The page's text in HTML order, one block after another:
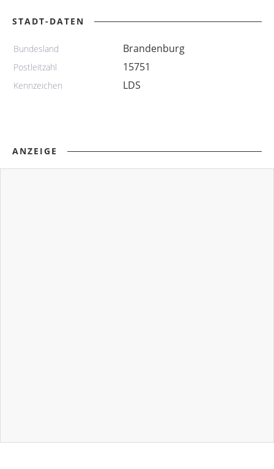
STADT-DATEN
Bundesland Brandenburg
Postleitzahl 15751
Kennzeichen LDS
ANZEIGE